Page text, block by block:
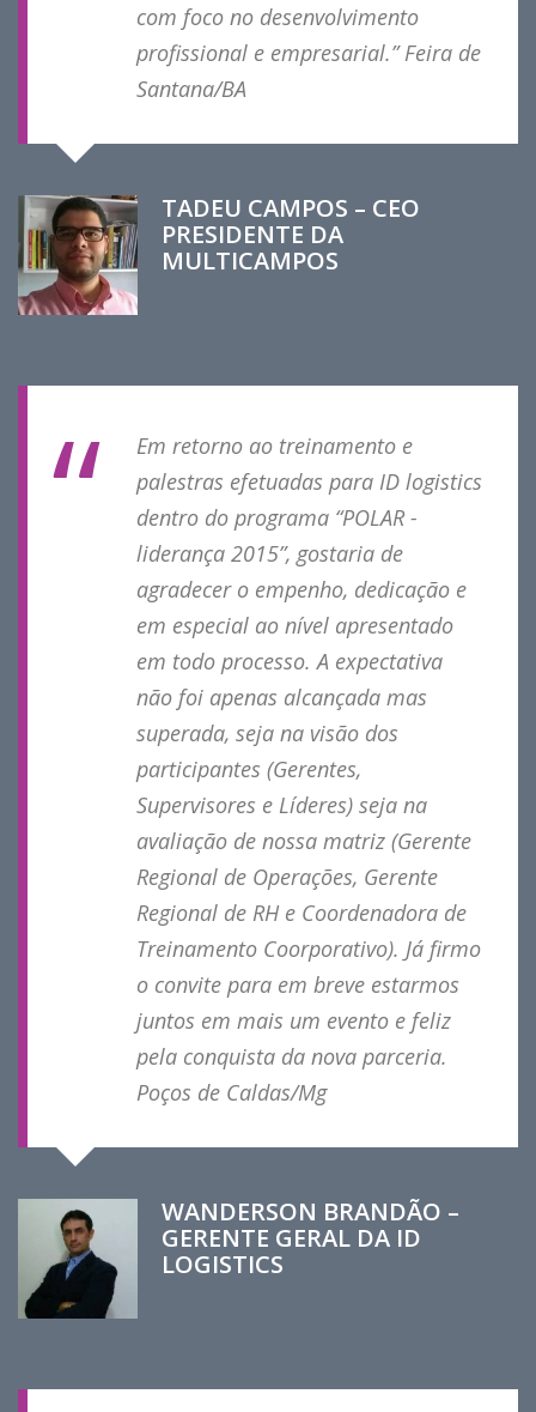
com foco no desenvolvimento
profissional e empresarial.” Feira de
Santana/BA
TADEU CAMPOS – CEO
PRESIDENTE DA
MULTICAMPOS
Em retorno ao treinamento e
palestras efetuadas para ID logistics
dentro do programa “POLAR -
liderança 2015”, gostaria de
agradecer o empenho, dedicação e
em especial ao nível apresentado
em todo processo. A expectativa
não foi apenas alcançada mas
superada, seja na visão dos
participantes (Gerentes,
Supervisores e Líderes) seja na
avaliação de nossa matriz (Gerente
Regional de Operações, Gerente
Regional de RH e Coordenadora de
Treinamento Coorporativo). Já firmo
o convite para em breve estarmos
juntos em mais um evento e feliz
pela conquista da nova parceria.
Poços de Caldas/Mg
WANDERSON BRANDÃO –
GERENTE GERAL DA ID
LOGISTICS